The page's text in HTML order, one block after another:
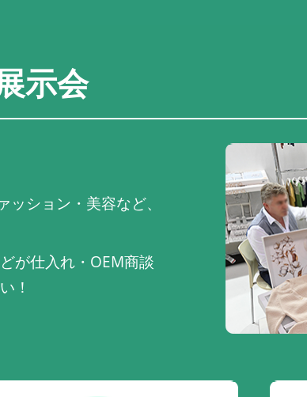
示会
ション・美容など、
が仕入れ・OEM商談
！